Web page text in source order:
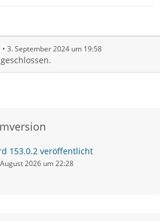
3. September 2024 um 19:58
153.0.2 veröffentlicht
2026 um 22:28